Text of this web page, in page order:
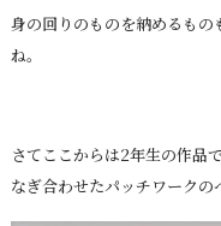
身の回りのものを納めるも
ね。
さてここからは2年生の作品
なぎ合わせたパッチワークの